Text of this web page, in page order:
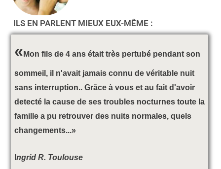
4 bonnes habitudes quotidiennes pour votre
DOS: - Chiropractie Toulouse
www.chiropratique-france.net
ILS EN PARLENT MIEUX EUX-MÊME :
« Mon fils de 4 ans était très pertubé pendant son
sommeil, il n'avait jamais connu de véritable nuit
sans interruption.. Grâce à vous et au fait d'avoir
detecté la cause de ses troubles nocturnes toute la
famille a pu retrouver des nuits normales, quels
changements...»
Ingrid R. Toulouse